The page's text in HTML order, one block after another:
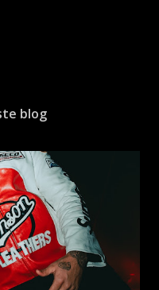
blog